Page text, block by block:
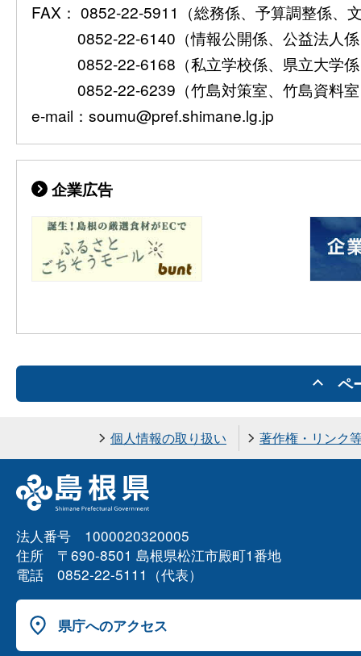
FAX： 0852-22-5911（総務係、予算調整係、
0852-22-6140（情報公開係、公益法人
0852-22-6168（私立学校係、県立大学
0852-22-6239（竹島対策室、竹島資料
e-mail：soumu@pref.shimane.lg.jp
企業広告
ペ
個人情報の取り扱い 著作権・リンク
法人番号 1000020320005
住所 〒690-8501 島根県松江市殿町1番地
電話 0852-22-5111（代表）
県庁へのアクセス